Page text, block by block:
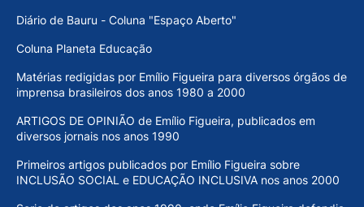
Diário de Bauru - Coluna "Espaço Aberto"
Coluna Planeta Educação
Matérias redigidas por Emílio Figueira para diversos órgãos de
imprensa brasileiros dos anos 1980 a 2000
ARTIGOS DE OPINIÃO de Emílio Figueira, publicados em
diversos jornais nos anos 1990
Primeiros artigos publicados por Emílio Figueira sobre
INCLUSÃO SOCIAL e EDUCAÇÃO INCLUSIVA nos anos 2000